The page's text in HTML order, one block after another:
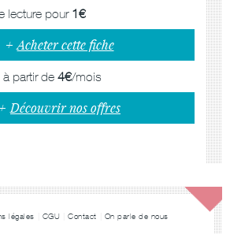
lecture pour 1€
Acheter cette fiche
partir de 4€/mois
Découvrir nos offres
légales CGU Contact On parle de nous